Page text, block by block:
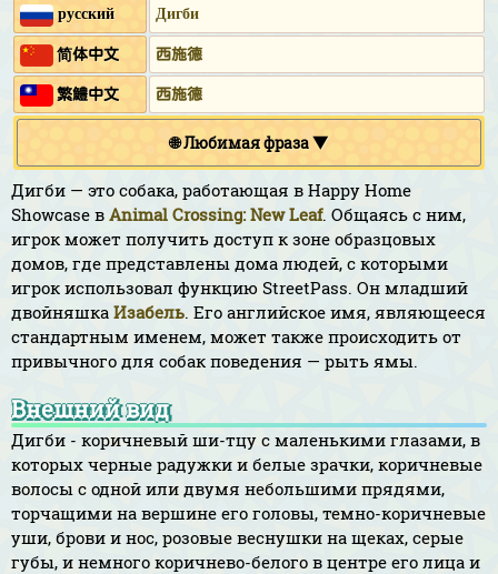
русский Дигби
简体中文
西施德
繁鱧中文
西施德
🌐 Любимая фраза ▼
Дигби — это собака, работающая в Happy Home
Showcase в Animal Crossing: New Leaf. Общаясь с ним,
игрок может получить доступ к зоне образцовых
домов, где представлены дома людей, с которыми
игрок использовал функцию StreetPass. Он младший
двойняшка Изабель. Его английское имя, являющееся
стандартным именем, может также происходить от
привычного для собак поведения — рыть ямы.
Внешний вид
Дигби - коричневый ши-тцу с маленькими глазами, в
которых черные радужки и белые зрачки, коричневые
волосы с одной или двумя небольшими прядями,
торчащими на вершине его головы, темно-коричневые
уши, брови и нос, розовые веснушки на щеках, серые
губы, и немного коричнево-белого в центре его лица и